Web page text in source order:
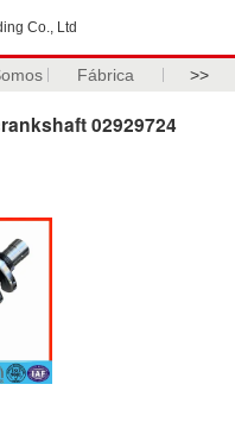
Co., Ltd
Fábrica >>
02929724